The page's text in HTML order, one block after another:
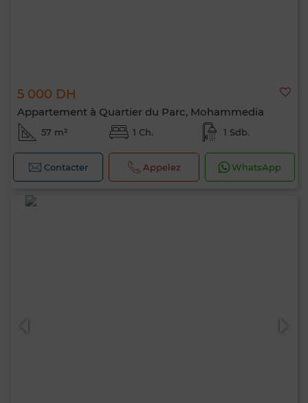
5 000 DH
Appartement à Quartier du Parc, Mohammedia
57 m² 1 Ch. 1 Sdb.
Contacter Appelez WhatsApp